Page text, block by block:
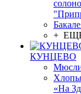
+
КУНЦЕВО
«На